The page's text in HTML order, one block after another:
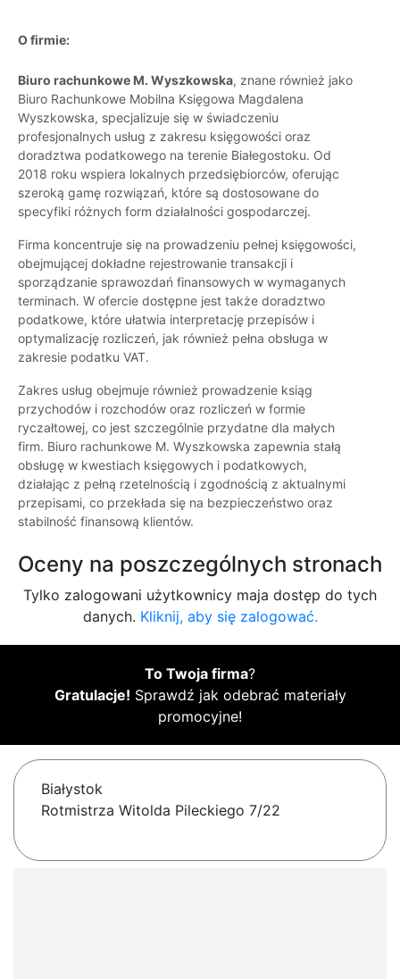
O firmie:
Biuro rachunkowe M. Wyszkowska, znane również jako
Biuro Rachunkowe Mobilna Księgowa Magdalena
Wyszkowska, specjalizuje się w świadczeniu
profesjonalnych usług z zakresu księgowości oraz
doradztwa podatkowego na terenie Białegostoku. Od
2018 roku wspiera lokalnych przedsiębiorców, oferując
szeroką gamę rozwiązań, które są dostosowane do
specyfiki różnych form działalności gospodarczej.
Firma koncentruje się na prowadzeniu pełnej księgowości,
obejmującej dokładne rejestrowanie transakcji i
sporządzanie sprawozdań finansowych w wymaganych
terminach. W ofercie dostępne jest także doradztwo
podatkowe, które ułatwia interpretację przepisów i
optymalizację rozliczeń, jak również pełna obsługa w
zakresie podatku VAT.
Zakres usług obejmuje również prowadzenie ksiąg
przychodów i rozchodów oraz rozliczeń w formie
ryczałtowej, co jest szczególnie przydatne dla małych
firm. Biuro rachunkowe M. Wyszkowska zapewnia stałą
obsługę w kwestiach księgowych i podatkowych,
działając z pełną rzetelnością i zgodnością z aktualnymi
przepisami, co przekłada się na bezpieczeństwo oraz
stabilność finansową klientów.
Oceny na poszczególnych stronach
Tylko zalogowani użytkownicy maja dostęp do tych
danych. Kliknij, aby się zalogować.
To Twoja firma?
Gratulacje! Sprawdź jak odebrać materiały
promocyjne!
Białystok
Rotmistrza Witolda Pileckiego 7/22